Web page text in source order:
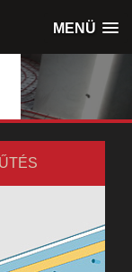
MENÜ